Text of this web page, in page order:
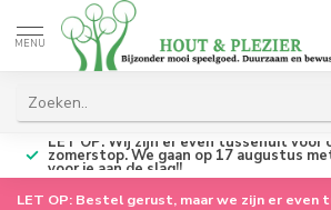
MENU
LET OP: Wij zijn er even tussenuit voor
zomerstop. We gaan op 17 augustus
voor je aan de slag!!
LET OP: Bestel gerust, maar we zijn er even